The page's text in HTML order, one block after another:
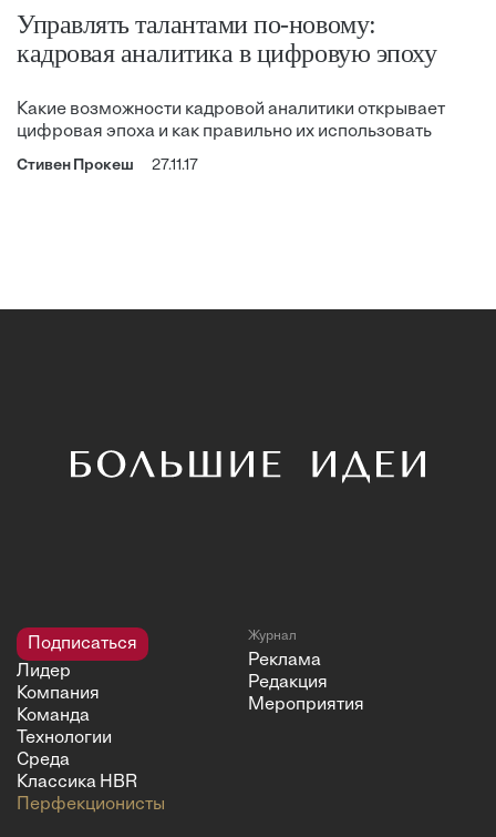
Управлять талантами по-новому:
кадровая аналитика в цифровую эпоху
Какие возможности кадровой аналитики открывает
цифровая эпоха и как правильно их использовать
Стивен Прокеш 27.11.17
Подписаться
Лидер
Компания
Команда
Технологии
Среда
Классика HBR
Перфекционисты
Журнал
Реклама
Редакция
Мероприятия